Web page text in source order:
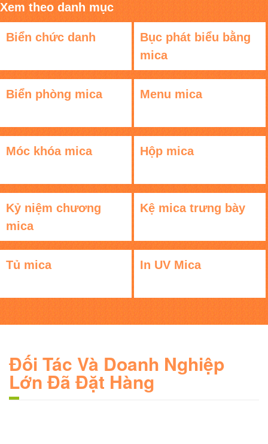
Xem theo danh mục
Biển chức danh
Bục phát biểu bằng
mica
Biển phòng mica Menu mica
Móc khóa mica Hộp mica
Kỷ niệm chương
mica
Kệ mica trưng bày
Tủ mica In UV Mica
Đối Tác Và Doanh Nghiệp
Lớn Đã Đặt Hàng